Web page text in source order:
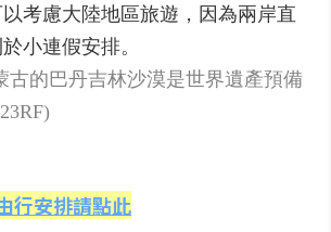
考慮大陸地區旅遊，因為兩岸直
小連假安排。
古的巴丹吉林沙漠是世界遺產預備
行安排請點此